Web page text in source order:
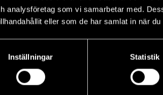
analysföretag som vi samarbetar med.
eller som de har samlat in när
Inställningar Statistik